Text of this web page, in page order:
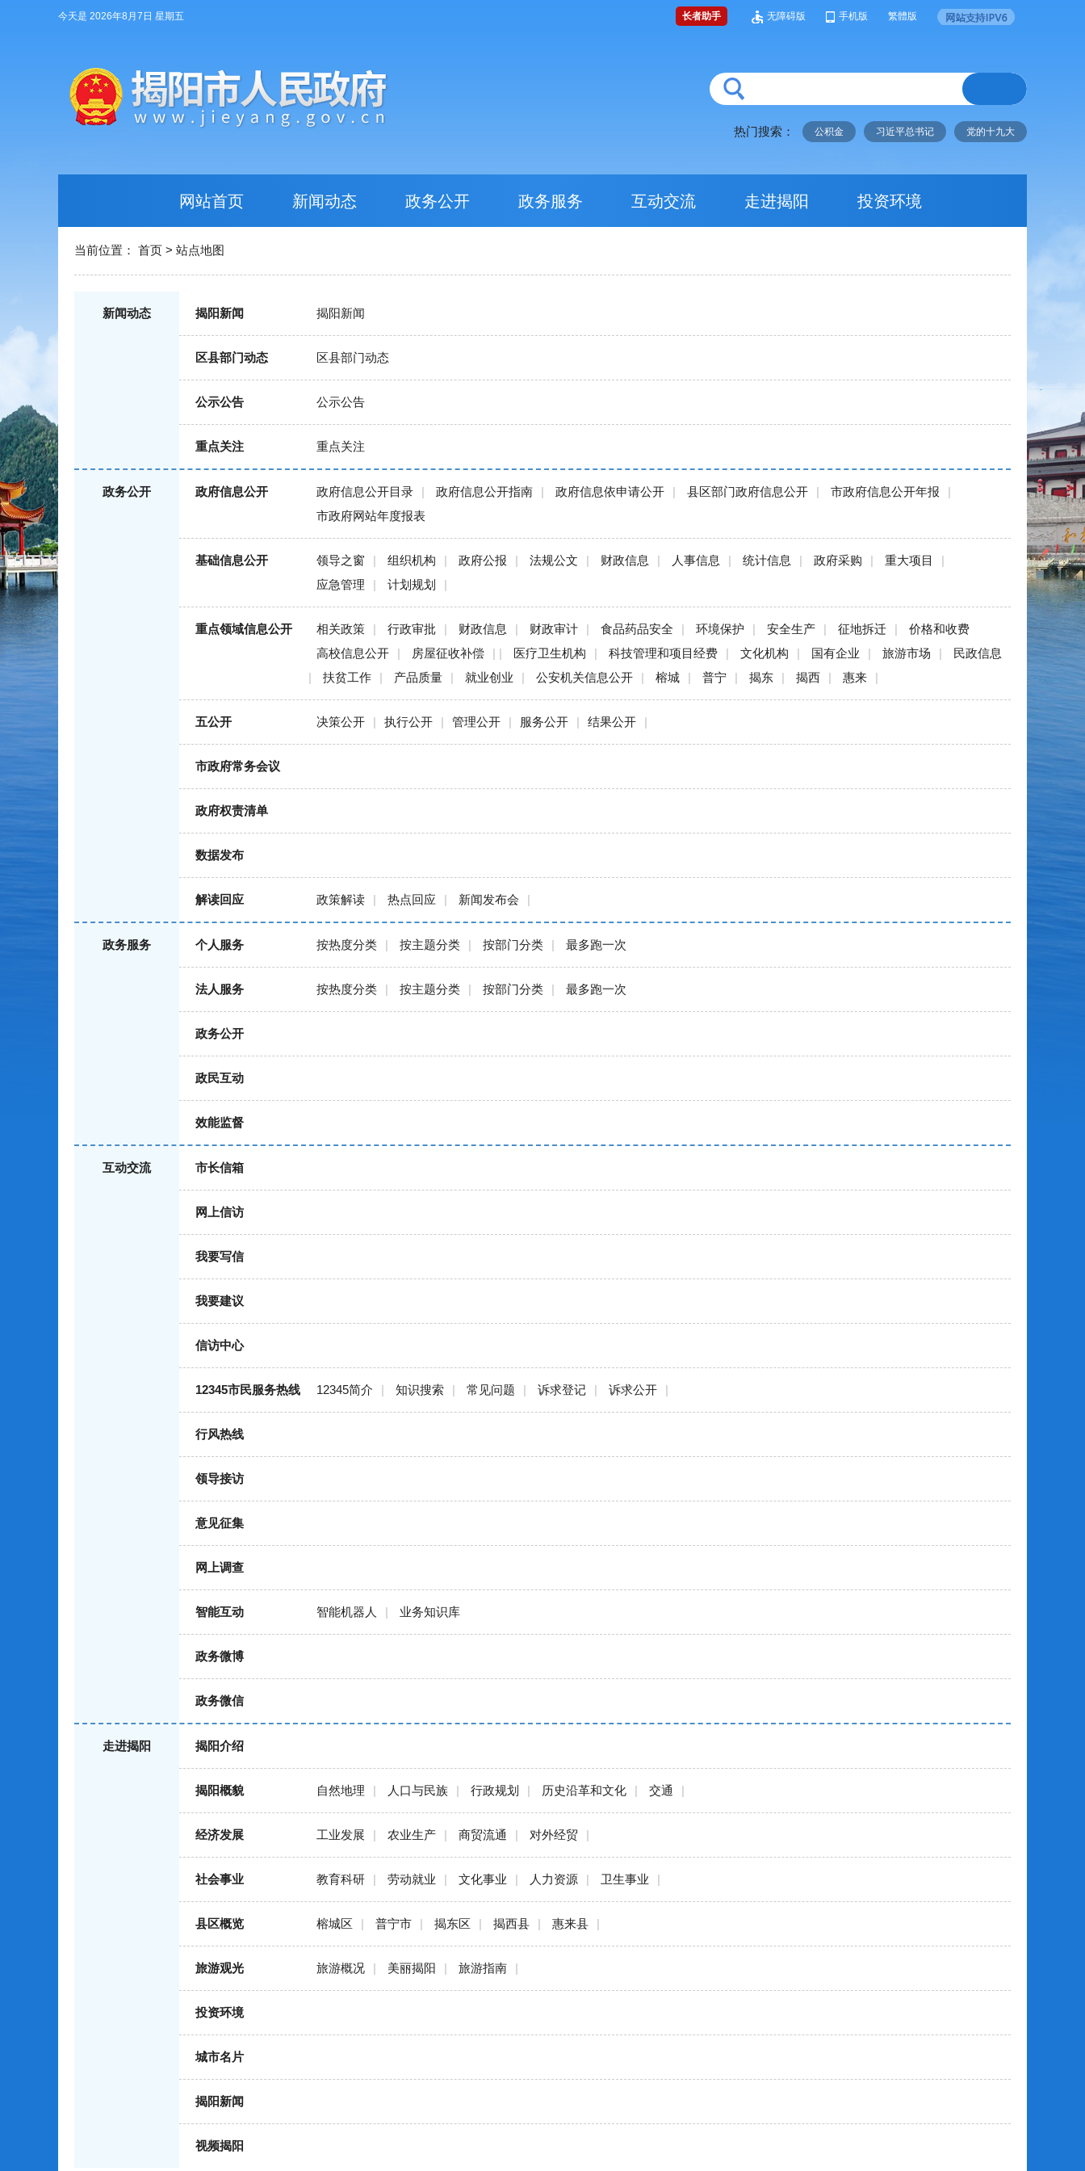
今天是 2026年8月7日 星期五 长者助手 无障碍版 手机版 繁體版
热门搜索： 公积金 习近平总书记 党的十九大
网站首页 新闻动态 政务公开 政务服务 互动交流 走进揭阳 投资环境
当前位置： 首页 > 站点地图
新闻动态 揭阳新闻 揭阳新闻
区县部门动态 区县部门动态
公示公告 公示公告
重点关注 重点关注
政务公开 政府信息公开 政府信息公开目录 | 政府信息公开指南 | 政府信息依申请公开 | 县区部门政府信息公开 | 市政府信息公开年报
|
市政府网站年度报表
基础信息公开 领导之窗 | 组织机构 | 政府公报 | 法规公文 | 财政信息 | 人事信息 | 统计信息 | 政府采购 | 重大项目
|
应急管理
| 计划规划 |
重点领域信息公开 相关政策 | 行政审批 | 财政信息 | 财政审计 | 食品药品安全 | 环境保护 | 安全生产 | 征地拆迁 |
价格和收费
高校信息公开
| 房屋征收补偿 | | 医疗卫生机构 | 科技管理和项目经费 | 文化机构 | 国有企业 | 旅游市场 |
民政信息
|
扶贫工作 | 产品质量 | 就业创业 | 公安机关信息公开 | 榕城 | 普宁 | 揭东 | 揭西 | 惠来 |
五公开 决策公开 | 执行公开 | 管理公开 | 服务公开 | 结果公开 |
市政府常务会议
政府权责清单
数据发布
解读回应 政策解读 | 热点回应 | 新闻发布会 |
政务服务 个人服务 按热度分类 | 按主题分类 | 按部门分类 | 最多跑一次
法人服务 按热度分类 | 按主题分类 | 按部门分类 | 最多跑一次
政务公开
政民互动
效能监督
互动交流 市长信箱
网上信访
我要写信
我要建议
信访中心
12345市民服务热线 12345简介 | 知识搜索 | 常见问题 | 诉求登记 | 诉求公开 |
行风热线
领导接访
意见征集
网上调查
智能互动 智能机器人 | 业务知识库
政务微博
政务微信
走进揭阳 揭阳介绍
揭阳概貌 自然地理 | 人口与民族 | 行政规划 | 历史沿革和文化 | 交通 |
经济发展 工业发展 | 农业生产 | 商贸流通 | 对外经贸 |
社会事业 教育科研 | 劳动就业 | 文化事业 | 人力资源 | 卫生事业 |
县区概览 榕城区 | 普宁市 | 揭东区 | 揭西县 | 惠来县 |
旅游观光 旅游概况 | 美丽揭阳 | 旅游指南 |
投资环境
城市名片
揭阳新闻
视频揭阳